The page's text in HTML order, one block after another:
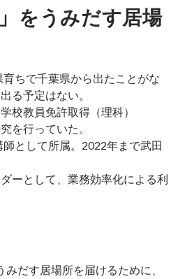
をうみだす居場
ちで千葉県から出たことがな
る予定はない。
校教員免許取得（理科）
を行っていた。
として所属。2022年まで武田
ーとして、業務効率化による利
みだす居場所を届けるために、